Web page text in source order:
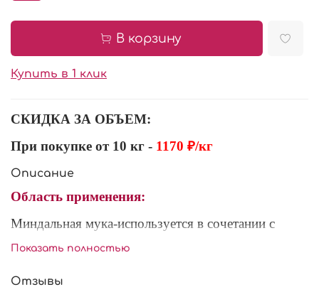
В корзину
Купить в 1 клик
СКИДКА ЗА ОБЪЕМ:
При покупке от 10 кг - 1170 ₽/кг
Описание
Область применения:
Миндальная мука-используется в сочетании с
пшеничной мукой для всех видов выпечки и
ореховый привкус.
Показать полностью
Отзывы